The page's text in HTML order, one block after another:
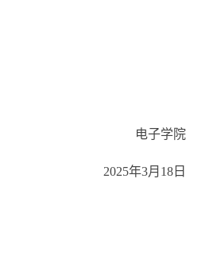
电子学院
2025年3月18日